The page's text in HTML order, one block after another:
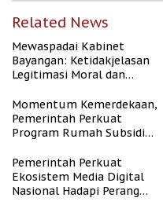
Related News
Mewaspadai Kabinet
Bayangan: Ketidakjelasan
Legitimasi Moral dan
Momentum Kemerdekaan,
Pemerintah Perkuat
Program Rumah Subsidi
Berpenghasilan Rendah
Pemerintah Perkuat
Ekosistem Media Digital
Nasional Hadapi Perang